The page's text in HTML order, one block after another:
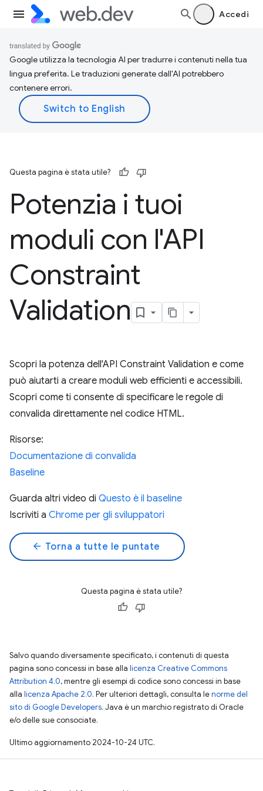
Accedi
Google utilizza la tecnologia AI per tradurre i contenuti nella tua
lingua preferita. Le traduzioni generate dall'AI potrebbero
contenere errori.
Questa pagina è stata utile?
Potenzia i tuoi
moduli con l'API
Constraint
Validation
Scopri la potenza dell'API Constraint Validation e come
può aiutarti a creare moduli web efficienti e accessibili.
Scopri come ti consente di specificare le regole di
convalida direttamente nel codice HTML.
Risorse:
Documentazione di convalida
Baseline
Guarda altri video di Questo è il baseline
Iscriviti a Chrome per gli sviluppatori
arrow_back Torna a tutte le puntate
Questa pagina è stata utile?
Salvo quando diversamente specificato, i contenuti di questa
pagina sono concessi in base alla licenza Creative Commons
Attribution 4.0, mentre gli esempi di codice sono concessi in base
alla licenza Apache 2.0. Per ulteriori dettagli, consulta lenorme del
sito di Google Developers. Java è un marchio registrato di Oracle
e/o delle sue consociate.
Ultimo aggiornamento 2024-10-24 UTC.